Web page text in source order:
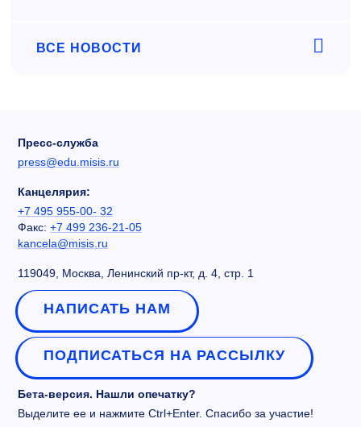
ВСЕ НОВОСТИ
Пресс-служба
press@edu.misis.ru
Канцелярия:
+7 495 955-00- 32
Факс: +7 499 236-21-05
kancela@misis.ru
119049, Москва, Ленинский пр-кт, д. 4, стр. 1
НАПИСАТЬ НАМ
ПОДПИСАТЬСЯ НА РАССЫЛКУ
Бета-версия. Нашли опечатку?
Выделите ее и нажмите Ctrl+Enter. Спасибо за участие!